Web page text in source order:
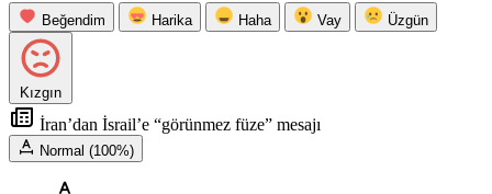
Beğendim Harika Haha Vay Üzgün
Kızgın
İran’dan İsrail’e “görünmez füze” mesajı
Normal (100%)